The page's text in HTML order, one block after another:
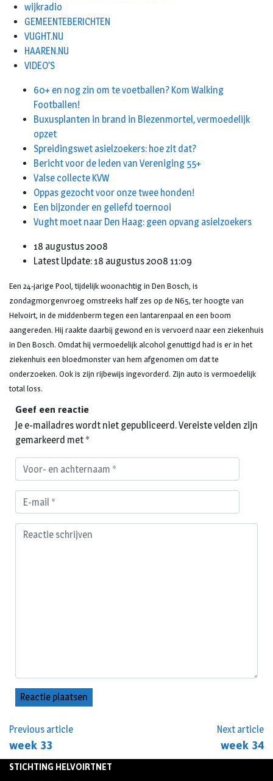
wijkradio
GEMEENTEBERICHTEN
VUGHT.NU
HAAREN.NU
VIDEO’S
60+ en nog zin om te voetballen? Kom Walking
Footballen!
Buxusplanten in brand in Biezenmortel, vermoedelijk
opzet
Spreidingswet asielzoekers: hoe zit dat?
Bericht voor de leden van Vereniging 55+
Valse collecte KVW
Oppas gezocht voor onze twee honden!
Een bijzonder en geliefd toernooi
Vught moet naar Den Haag: geen opvang asielzoekers
18 augustus 2008
Latest Update: 18 augustus 2008 11:09
Een 24-jarige Pool, tijdelijk woonachtig in Den Bosch, is
zondagmorgenvroeg omstreeks half zes op de N65, ter hoogte van
Helvoirt, in de middenberm tegen een lantarenpaal en een boom
aangereden. Hij raakte daarbij gewond en is vervoerd naar een ziekenhuis
in Den Bosch. Omdat hij vermoedelijk alcohol genuttigd had is er in het
ziekenhuis een bloedmonster van hem afgenomen om dat te
onderzoeken. Ook is zijn rijbewijs ingevorderd. Zijn auto is vermoedelijk
total loss.
Previous article
week 33
Next article
week 34
Geef een reactie
Je e-mailadres wordt niet gepubliceerd.Vereiste velden zijn
gemarkeerd met *
STICHTING HELVOIRTNET